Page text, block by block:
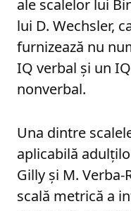
ale scalelor lui
lui D. Wechsler,
furnizează nu
IQ verbal și un
nonverbal.
Una dintre
aplicabilă
Gilly și M.
scală metrică a